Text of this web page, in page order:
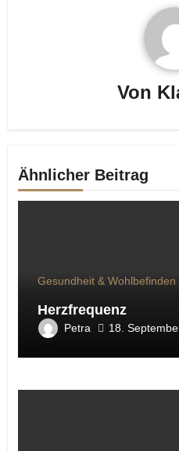
Von
Ähnlicher Beitrag
Gesundheit & Wohlbefinden
Herzfrequenz
Petra 18.